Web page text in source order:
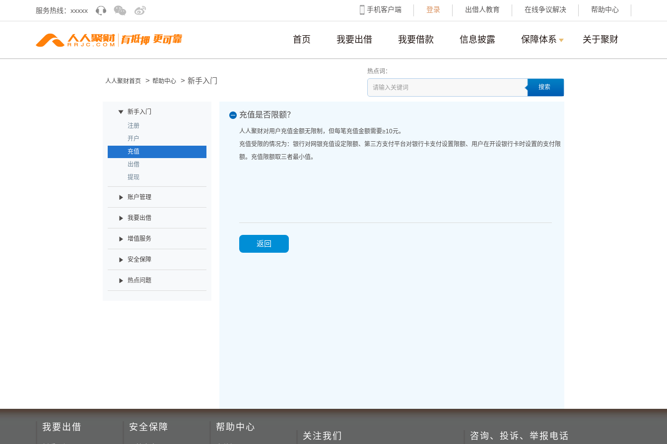
服务热线：xxxxx 帮助中心
在线争议解决
出借人教育
登录
手机客户端
首页 我要出借 我要借款 信息披露 保障体系 关于聚财
人人聚财首页 > 帮助中心 > 新手入门
热点词：
搜索
新手入门
注册
开户
充值
出借
提现
账户管理
我要出借
增值服务
安全保障
热点问题
充值是否限额？
人人聚财对用户充值金额无限制，但每笔充值金额需要≥10元。
充值受限的情况为：银行对网银充值设定限额、第三方支付平台对银行卡支付设置限额、用户在开设银行卡时设置的支付限
额。充值限额取三者最小值。
返回
我要出借 安全保障 帮助中心
关注我们 咨询、投诉、举报电话